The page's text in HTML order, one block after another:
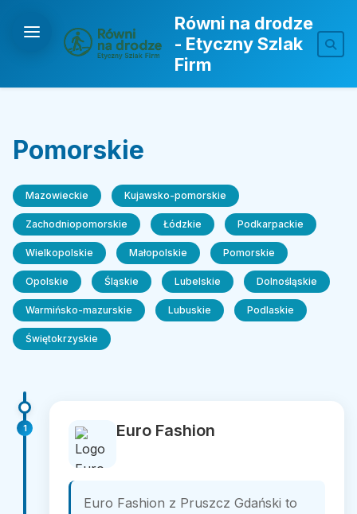
Równi na drodze
- Etyczny Szlak
Firm
Pomorskie
Mazowieckie Kujawsko-pomorskie
Zachodniopomorskie Łódzkie Podkarpackie
Wielkopolskie Małopolskie Pomorskie
Opolskie Śląskie Lubelskie Dolnośląskie
Warmińsko-mazurskie Lubuskie Podlaskie
Świętokrzyskie
1 Euro Fashion
Euro Fashion z Pruszcz Gdański to